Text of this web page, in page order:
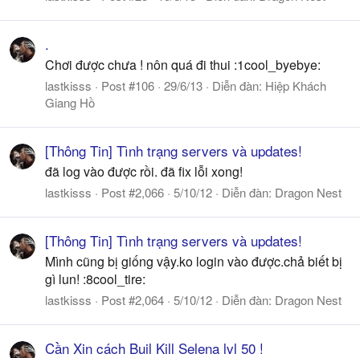
.
Chơi được chưa ! nôn quá đi thui :1cool_byebye:
lastkisss Post #106 29/6/13 Diễn đàn: Hiệp Khách
Giang Hồ
[Thông Tin] Tình trạng servers và updates!
đã log vào được rồi. đã fix lỗi xong!
lastkisss Post #2,066 5/10/12 Diễn đàn: Dragon Nest
[Thông Tin] Tình trạng servers và updates!
Mình cũng bị giống vậy.ko login vào được.chả biết bị
gì lun! :8cool_tire:
lastkisss Post #2,064 5/10/12 Diễn đàn: Dragon Nest
Cần Xin cách Buil Kill Selena lvl 50 !